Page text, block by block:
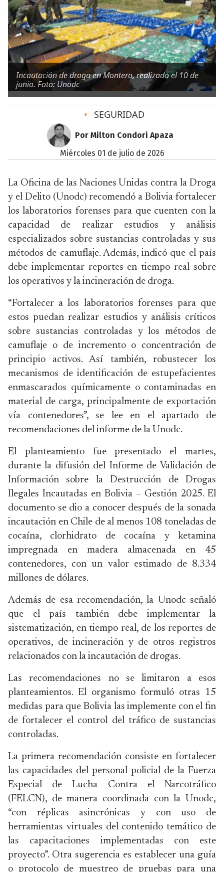
Incautación de droga en Montero, realizado el 10 de
junio. Foto: Unodc
• SEGURIDAD
Por Milton Condori Apaza
miércoles 01 de julio de 2026
La Oficina de las Naciones Unidas contra la Droga
y el Delito (Unodc) recomendó a Bolivia fortalecer
los laboratorios forenses para que cuenten con la
capacidad de realizar estudios y análisis
especializados sobre sustancias controladas y sus
métodos de camuflaje. Además, indicó que el país
debe implementar reportes en tiempo real sobre
los operativos y la incineración de droga.
“Fortalecer a los laboratorios forenses para que
estos puedan realizar estudios y análisis críticos
sobre sustancias controladas y los métodos de
camuflaje o de incremento o concentración de
principio activos. Así también, robustecer los
mecanismos de identificación de estupefacientes
enmascarados químicamente o contaminadas en
material de carga, principalmente de exportación
vía contenedores”, se lee en el apartado de
recomendaciones del informe de la Unodc.
El planteamiento fue presentado el martes,
durante la difusión del Informe de Validación de
Información sobre la Destrucción de Drogas
Ilegales Incautadas en Bolivia – Gestión 2025. El
documento se dio a conocer después de la sonada
incautación en Chile de al menos 108 toneladas de
cocaína, clorhidrato de cocaína y ketamina
impregnada en madera almacenada en 45
contenedores, con un valor estimado de 8.334
millones de dólares.
Además de esa recomendación, la Unodc señaló
que el país también debe implementar la
sistematización, en tiempo real, de los reportes de
operativos, de incineración y de otros registros
relacionados con la incautación de drogas.
Las recomendaciones no se limitaron a esos
planteamientos. El organismo formuló otras 15
medidas para que Bolivia las implemente con el fin
de fortalecer el control del tráfico de sustancias
controladas.
La primera recomendación consiste en fortalecer
las capacidades del personal policial de la Fuerza
Especial de Lucha Contra el Narcotráfico
(FELCN), de manera coordinada con la Unodc,
“con réplicas asincrónicas y con uso de
herramientas virtuales del contenido temático de
las capacitaciones implementadas con este
proyecto”. Otra sugerencia es establecer una guía
o protocolo de muestreo de pruebas para una